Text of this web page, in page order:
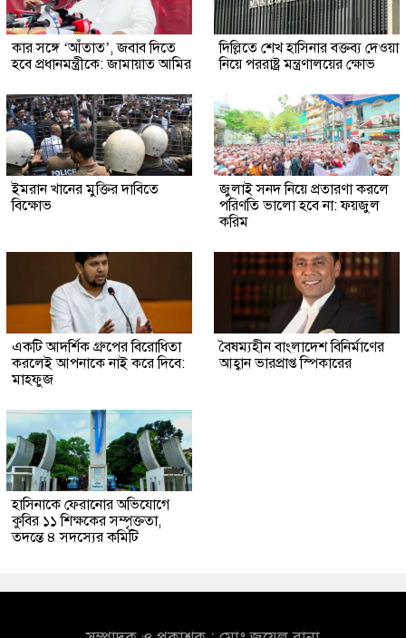
কার সঙ্গে ‘আঁতাত’, জবাব দিতে
হবে প্রধানমন্ত্রীকে: জামায়াত আমির
দিল্লিতে শেখ হাসিনার বক্তব্য দেওয়া
নিয়ে পররাষ্ট্র মন্ত্রণালয়ের ক্ষোভ
ইমরান খানের মুক্তির দাবিতে
বিক্ষোভ
জুলাই সনদ নিয়ে প্রতারণা করলে
পরিণতি ভালো হবে না: ফয়জুল
করিম
একটি আদর্শিক গ্রুপের বিরোধিতা
করলেই আপনাকে নাই করে দিবে:
মাহফুজ
বৈষম্যহীন বাংলাদেশ বিনির্মাণের
আহ্বান ভারপ্রাপ্ত স্পিকারের
হাসিনাকে ফেরানোর অভিযোগে
কুবির ১১ শিক্ষকের সম্পৃক্ততা,
তদন্তে ৪ সদস্যের কমিটি